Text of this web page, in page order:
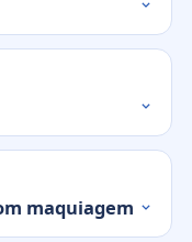
maquiagem